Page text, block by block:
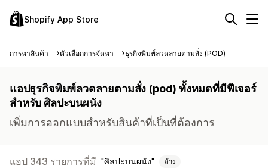
Shopify App Store
การหาสินค้า ตัวเลือกการจัดหา ธุรกิจพิมพ์ลวดลายตามสั่ง (POD)
แอปธุรกิจพิมพ์ลวดลายตามสั่ง (pod) ทั้งหมดที่มีฟีเจอร์
สำหรับ ศิลปะบนผนัง
เพิ่มการออกแบบสำหรับสินค้าที่เป็นที่ต้องการ
แอป 343 รายการที่มี ศิลปะบนผนัง ล้าง